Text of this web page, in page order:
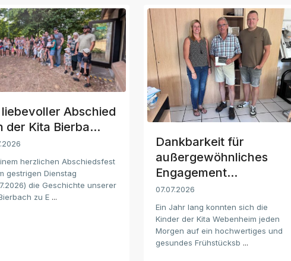
liebevoller Abschied
der Kita Bierba...
herzlichen Abschiedsfest
gestrigen Dienstag
die Geschichte unserer
zu E ...
Dankbarkeit für
außergewöhnliches
Engagement...
07.07.2026
Ein Jahr lang konnten sich die
Kinder der Kita Webenheim jeden
Morgen auf ein hochwertiges und
gesundes Frühstücksb ...